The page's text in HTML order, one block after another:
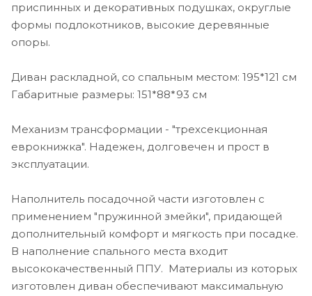
приспинных и декоративных подушках, округлые
формы подлокотников, высокие деревянные
опоры.
Диван раскладной, со спальным местом: 195*121 см
Габаритные размеры: 151*88*93 см
Механизм трансформации - "трехсекционная
еврокнижка". Надежен, долговечен и прост в
эксплуатации.
Наполнитель посадочной части изготовлен с
применением "пружинной змейки", придающей
дополнительный комфорт и мягкость при посадке.
В наполнение спального места входит
высококачественный ППУ. Материалы из которых
изготовлен диван обеспечивают максимальную